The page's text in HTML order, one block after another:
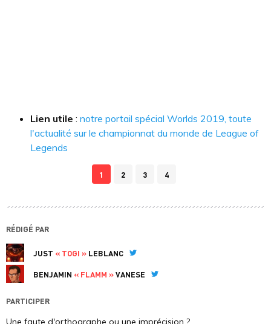
Lien utile : notre portail spécial Worlds 2019, toute
l'actualité sur le championnat du monde de League of
Legends
1 2 3 4
RÉDIGÉ PAR
JUST « TOGI » LEBLANC
BENJAMIN « FLAMM »VANESE
PARTICIPER
Une faute d'orthographe ou une imprécision ?